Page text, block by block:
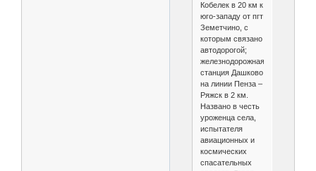
Кобелек в 20 км к
юго-западу от пгт
Земетчино, с
которым связано
автодорогой;
железнодорожная
станция Дашково
на линии Пенза –
Ряжск в 2 км.
Названо в честь
уроженца села,
испытателя
авиационных и
космических
спасательных